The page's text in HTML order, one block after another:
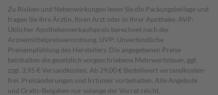
Zu Risiken und Nebenwirkungen lesen Sie die Packungsbeilage und
fragen Sie Ihre Ärztin, Ihren Arzt oder in Ihrer Apotheke. AVP:
Üblicher Apothekenverkaufspreis berechnet nach der
Arzneimittelpreisverordnung. UVP: Unverbindliche
Preisempfehlung des Herstellers. Die angegebenen Preise
beinhalten die gesetzlich vorgeschriebene Mehrwertsteuer, ggf.
zzgl. 3,95 € Versandkosten. Ab 29,00 € Bestell­wert versand­kosten­
frei. Preisänderungen und Irrtümer vorbehalten. Alle Angebote
und Gratis-Beigaben nur solange der Vorrat reicht.